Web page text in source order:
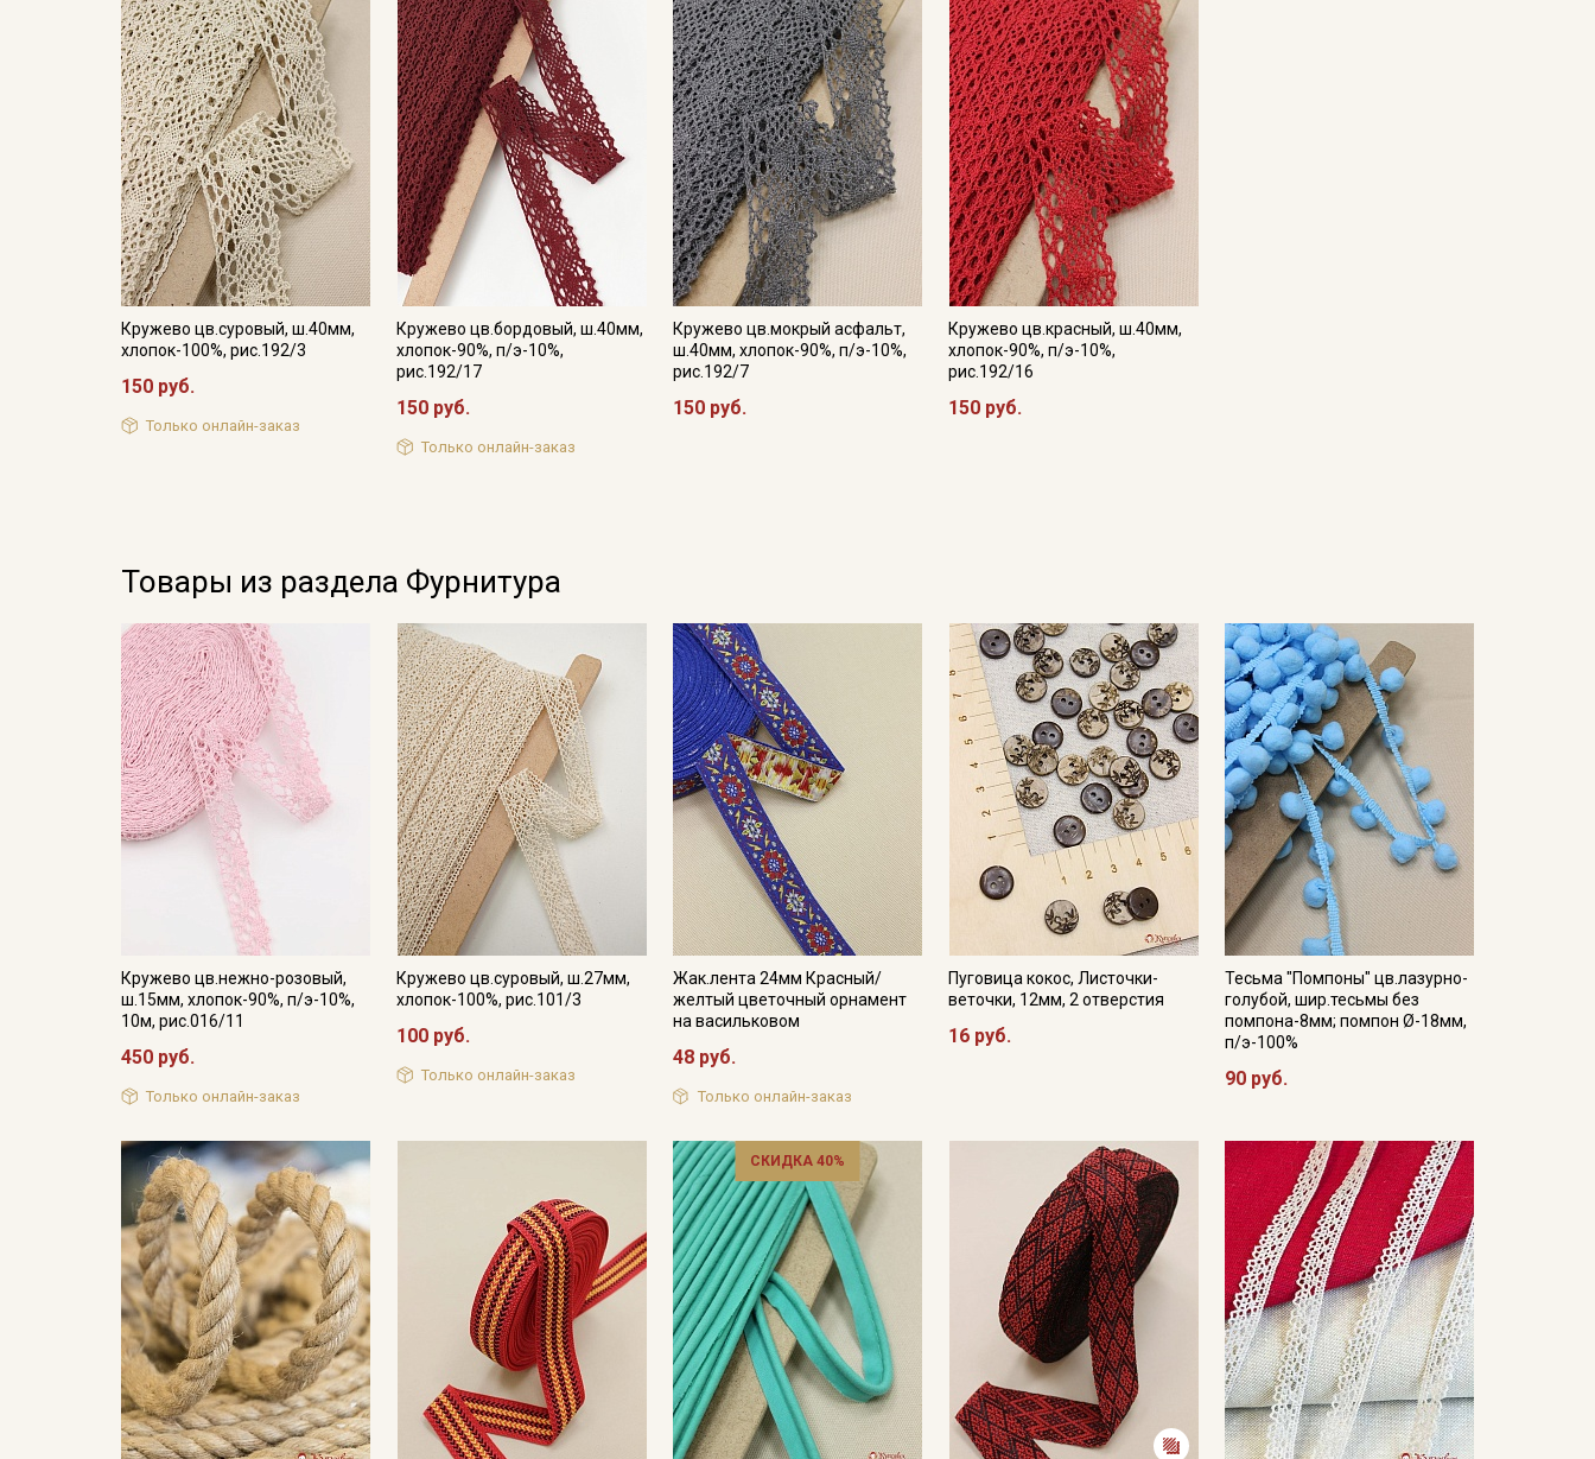
Кружево цв.суровый, ш.40мм,
хлопок-100%, рис.192/3
150 руб.
Только онлайн-заказ
Кружево цв.бордовый, ш.40мм,
хлопок-90%, п/э-10%,
рис.192/17
150 руб.
Только онлайн-заказ
Кружево цв.мокрый асфальт,
ш.40мм, хлопок-90%, п/э-10%,
рис.192/7
150 руб.
Кружево цв.красный, ш.40мм,
хлопок-90%, п/э-10%,
рис.192/16
150 руб.
Товары из раздела Фурнитура
Кружево цв.нежно-розовый,
ш.15мм, хлопок-90%, п/э-10%,
10м, рис.016/11
450 руб.
Только онлайн-заказ
Кружево цв.суровый, ш.27мм,
хлопок-100%, рис.101/3
100 руб.
Только онлайн-заказ
Жак.лента 24мм Красный/
желтый цветочный орнамент
на васильковом
48 руб.
Только онлайн-заказ
Пуговица кокос, Листочки-
веточки, 12мм, 2 отверстия
16 руб.
Тесьма "Помпоны" цв.лазурно-
голубой, шир.тесьмы без
помпона-8мм; помпон Ø-18мм,
п/э-100%
90 руб.
СКИДКА 40%
категории тканей
Электронная почта
Подписаться
Ознакомлен(а) сПолитикой обработки персональных
и даюСогласие на обработку персональных
ДаюСогласие на получение рекламных и
информационных рассылок